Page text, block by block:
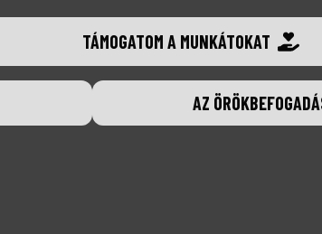
TÁMOGATOM A MUNKÁTOKAT
AZ